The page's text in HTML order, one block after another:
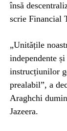
însă
scrie Financial
„Unitățile
independente
instrucțiunilor
prealabil”, a
Araghchi
Jazeera.